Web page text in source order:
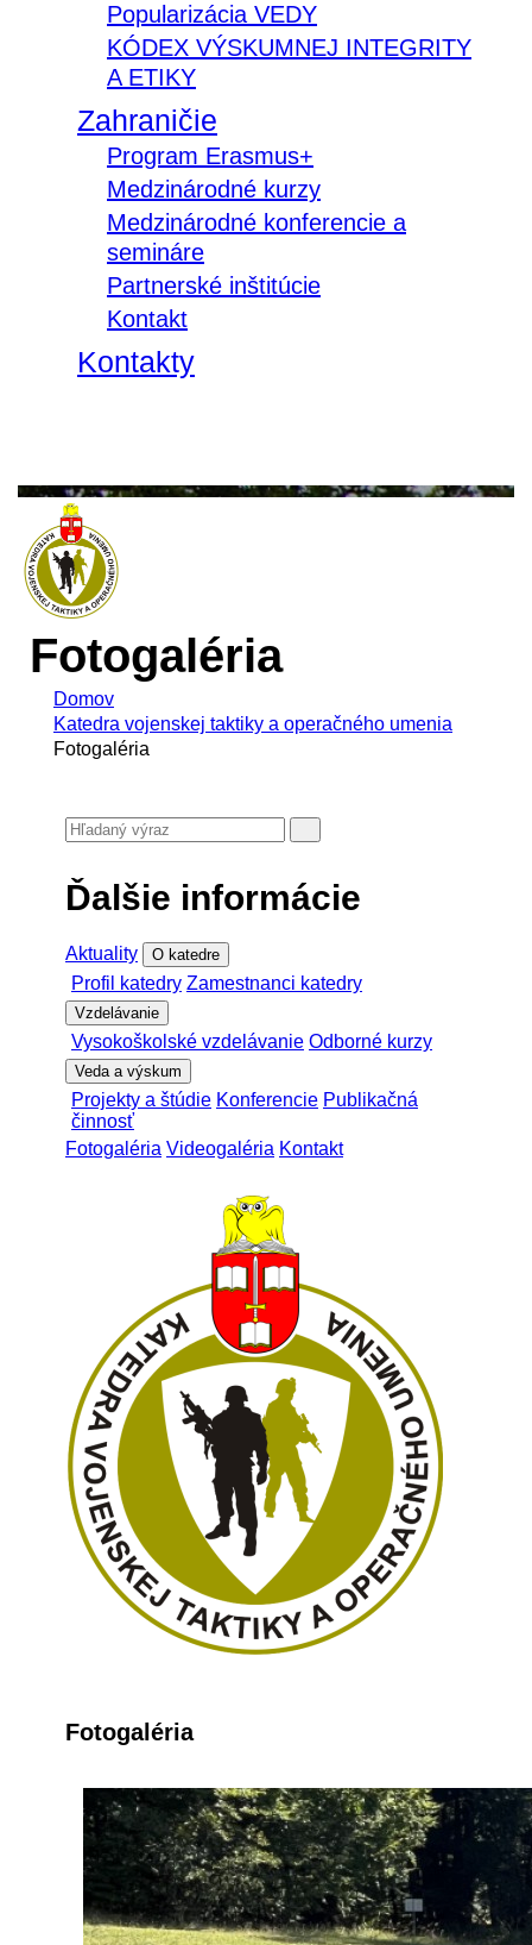
Popularizácia VEDY
KÓDEX VÝSKUMNEJ INTEGRITY
A ETIKY
Zahraničie
Program Erasmus+
Medzinárodné kurzy
Medzinárodné konferencie a
semináre
Partnerské inštitúcie
Kontakt
Kontakty
Fotogaléria
Domov
Katedra vojenskej taktiky a operačného umenia
Fotogaléria
Ďalšie informácie
Aktuality O katedre
Profil katedry Zamestnanci katedry
Vzdelávanie
Vysokoškolské vzdelávanie Odborné kurzy
Veda a výskum
Projekty a štúdie Konferencie Publikačná
činnosť
Fotogaléria Videogaléria Kontakt
Fotogaléria